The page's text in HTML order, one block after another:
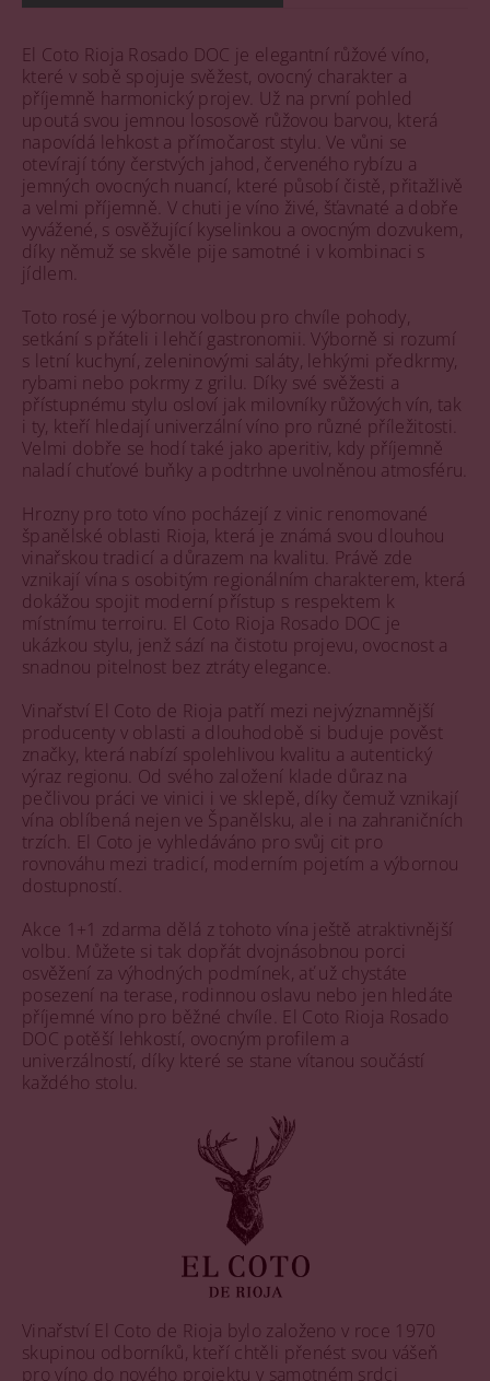
El Coto Rioja Rosado DOC je elegantní růžové víno,
které v sobě spojuje svěžest, ovocný charakter a
příjemně harmonický projev. Už na první pohled
upoutá svou jemnou lososově růžovou barvou, která
napovídá lehkost a přímočarost stylu. Ve vůni se
otevírají tóny čerstvých jahod, červeného rybízu a
jemných ovocných nuancí, které působí čistě, přitažlivě
a velmi příjemně. V chuti je víno živé, šťavnaté a dobře
vyvážené, s osvěžující kyselinkou a ovocným dozvukem,
díky němuž se skvěle pije samotné i v kombinaci s
jídlem.
Toto rosé je výbornou volbou pro chvíle pohody,
setkání s přáteli i lehčí gastronomii. Výborně si rozumí
s letní kuchyní, zeleninovými saláty, lehkými předkrmy,
rybami nebo pokrmy z grilu. Díky své svěžesti a
přístupnému stylu osloví jak milovníky růžových vín, tak
i ty, kteří hledají univerzální víno pro různé příležitosti.
Velmi dobře se hodí také jako aperitiv, kdy příjemně
naladí chuťové buňky a podtrhne uvolněnou atmosféru.
Hrozny pro toto víno pocházejí z vinic renomované
španělské oblasti Rioja, která je známá svou dlouhou
vinařskou tradicí a důrazem na kvalitu. Právě zde
vznikají vína s osobitým regionálním charakterem, která
dokážou spojit moderní přístup s respektem k
místnímu terroiru. El Coto Rioja Rosado DOC je
ukázkou stylu, jenž sází na čistotu projevu, ovocnost a
snadnou pitelnost bez ztráty elegance.
Vinařství El Coto de Rioja patří mezi nejvýznamnější
producenty v oblasti a dlouhodobě si buduje pověst
značky, která nabízí spolehlivou kvalitu a autentický
výraz regionu. Od svého založení klade důraz na
pečlivou práci ve vinici i ve sklepě, díky čemuž vznikají
vína oblíbená nejen ve Španělsku, ale i na zahraničních
trzích. El Coto je vyhledáváno pro svůj cit pro
rovnováhu mezi tradicí, moderním pojetím a výbornou
dostupností.
Akce 1+1 zdarma dělá z tohoto vína ještě atraktivnější
volbu. Můžete si tak dopřát dvojnásobnou porci
osvěžení za výhodných podmínek, ať už chystáte
posezení na terase, rodinnou oslavu nebo jen hledáte
příjemné víno pro běžné chvíle. El Coto Rioja Rosado
DOC potěší lehkostí, ovocným profilem a
univerzálností, díky které se stane vítanou součástí
každého stolu.
Vinařství El Coto de Rioja bylo založeno v roce 1970
skupinou odborníků, kteří chtěli přenést svou vášeň
pro víno do nového projektu v samotném srdci